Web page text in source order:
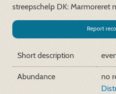
streepschelp DK: Marmoreret
Report
Short description
Abundance
no